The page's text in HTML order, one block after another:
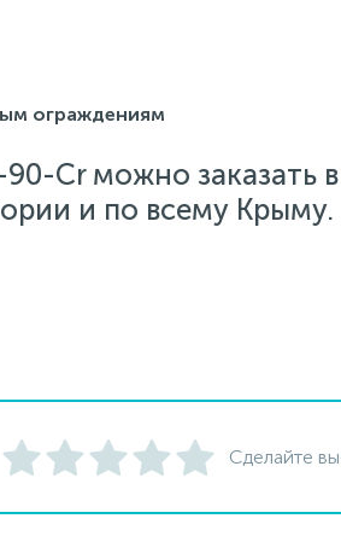
ограждениям
Cr можно заказать в
и по всему Крыму.
Сделайте